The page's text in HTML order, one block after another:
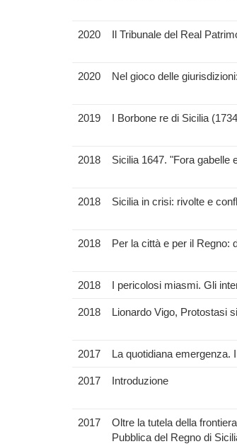
2020 Il Tribunale del Real
2020 Nel gioco delle
2019 I Borbone re di Sicilia
2018 Sicilia 1647. "Fora gabelle
2018 Sicilia in crisi: rivolte e
2018 Per la città e per il Regno:
2018 I pericolosi miasmi. Gli
2018 Lionardo Vigo, Protostasi
2017 La quotidiana emergenza.
2017 Introduzione
2017
Oltre la tutela della
Pubblica del Regno di